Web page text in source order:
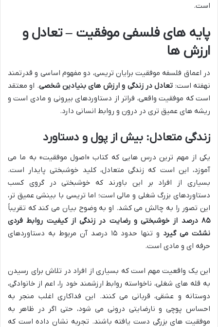
است.
پایه های فلسفی موفقیت – تعادل و
ارزش ها
در اعماق فلسفه موفقیت برایان تریسی، دو مفهوم اساسی و قدرتمند
نهفته است: تعادل در زندگی و ارزش های بنیادین شخصی. او معتقد
است که موفقیت واقعی، فراتر از دستاوردهای بیرونی و مادی است و
ریشه های عمیق تری در درون و روابط انسانی دارد.
زندگی متعادل: بیش از پول و دستاورد
یکی از مهم ترین درس هایی که کتاب «اصول موفقیت» به ما می
آموزد، این است که زندگی متعادل، کلید خوشبختی پایدار است.
بسیاری از افراد بر این باورند که خوشبختی در گروی کسب
دستاوردهای بزرگ شغلی و مالی است؛ اما تریسی با بینشی عمیق تر،
این تصور را به چالش می کشد. او به وضوح بیان می کند که تقریباً
۸۵ درصد از خوشبختی و رضایت در زندگی از کیفیت روابط فردی
نشئت می گیرد
و تنها حدود ۱۵ درصد آن مربوط به دستاوردهای
حرفه ای و مادی است.
این یک واقعیت مهم است که بسیاری از افراد در تلاش برای رسیدن
به قله های شغلی، ناخواسته روابط ارزشمند خود را، اعم از خانوادگی،
دوستانه و عشقی، قربانی می کنند. این فداکاری اغلب منجر به
احساس پوچی و نارضایتی درونی می شود، حتی اگر در ظاهر به
موفقیت های بزرگی دست یافته باشند. تجربه نشان داده است که